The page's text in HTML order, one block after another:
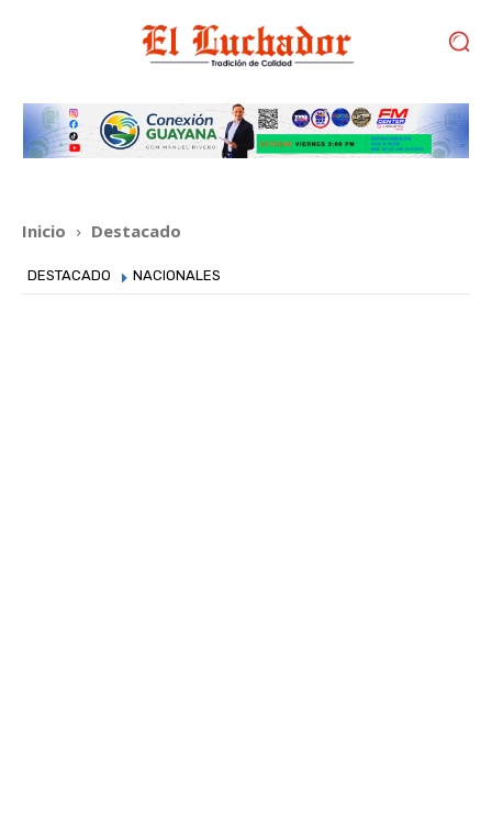
Inicio Destacado
DESTACADO NACIONALES